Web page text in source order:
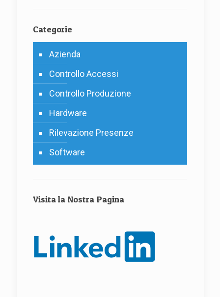
Categorie
Azienda
Controllo Accessi
Controllo Produzione
Hardware
Rilevazione Presenze
Software
Visita la Nostra Pagina